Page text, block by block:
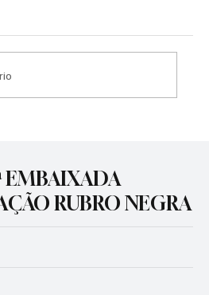
o segundo semestre
EMBAIXADA
RUBRO NEGRA